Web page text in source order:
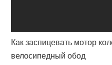
Как заспицевать мотор
велосипедный обод